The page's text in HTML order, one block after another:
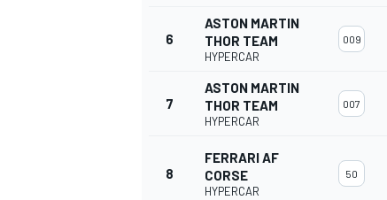
6
ASTON MARTIN
THOR TEAM
HYPERCAR
009
7
ASTON MARTIN
THOR TEAM
HYPERCAR
007
8
FERRARI AF
CORSE
HYPERCAR
50